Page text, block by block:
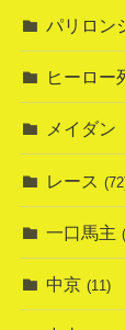
パリロン
ヒーロー
メイダン
レース
一口馬主
中京 (11)